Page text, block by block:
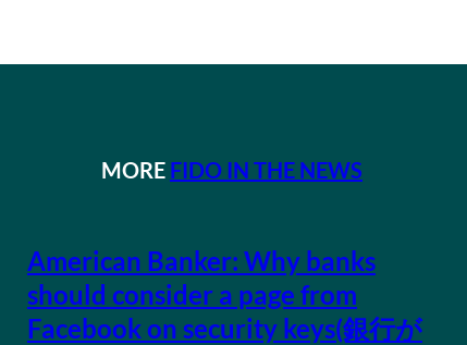
MORE FIDO IN THE NEWS
American Banker: Why banks
should consider a page from
Facebook on security keys(銀行が